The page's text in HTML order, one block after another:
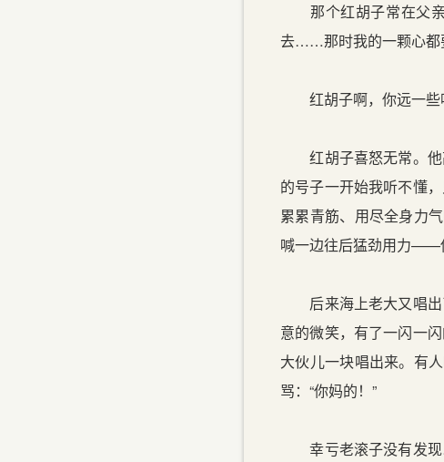
那个红胡子常在父亲
去……那时我的一颗心都
红胡子啊，你远一些
红胡子喜怒无常。他
的号子一开始我听不懂
累累青筋、用尽全身力
喊一边往后猛劲用力——
后来海上老大又唱出
意的微笑，有了一闪一
大伙儿一块唱出来。有
骂：“你妈的！”
幸亏老滚子没有发现